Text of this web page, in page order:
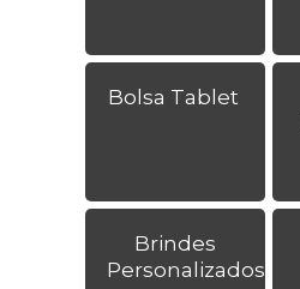
Bolsa Tablet
Brindes
Personalizados